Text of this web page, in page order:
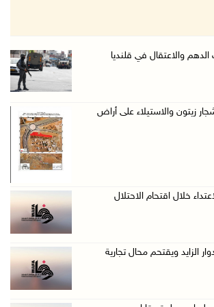
دوار الزايد ويقتحم محال تج ...
طوباس وبلدة عقابا
تطلق حملة لترخيص الجرارات ...
يضرب في خربة الطوبا
العام تعزيز الشراكة في ...
والاعتقال في قلنديا
زيتون والاستيلاء على أراض
خلال اقتحام الاحتلال
الزايد ويقتحم محال تجارية